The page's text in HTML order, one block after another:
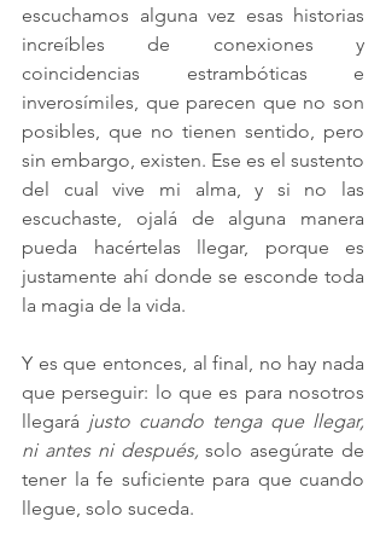
escuchamos alguna vez esas historias
increíbles de conexiones y
coincidencias estrambóticas e
inverosímiles, que parecen que no son
posibles, que no tienen sentido, pero
sin embargo, existen. Ese es el sustento
del cual vive mi alma, y si no las
escuchaste, ojalá de alguna manera
pueda hacértelas llegar, porque es
justamente ahí donde se esconde toda
la magia de la vida.
Y es que entonces, al final, no hay nada
que perseguir: lo que es para nosotros
llegará justo cuando tenga que llegar,
ni antes ni después, solo asegúrate de
tener la fe suficiente para que cuando
llegue, solo suceda.